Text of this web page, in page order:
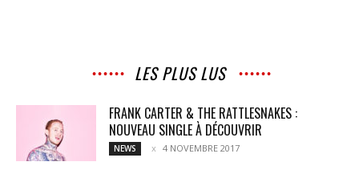
LES PLUS LUS
FRANK CARTER & THE RATTLESNAKES :
NOUVEAU SINGLE À DÉCOUVRIR
NEWS 4 NOVEMBRE 2017